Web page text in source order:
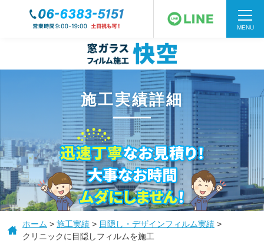
MENU
HOME
窓フィルムの種類
施工実績詳細
ホーム > 施工実績 > 目隠し・デザインフィルム実績 >
クリニックに目隠しフィルムを施工